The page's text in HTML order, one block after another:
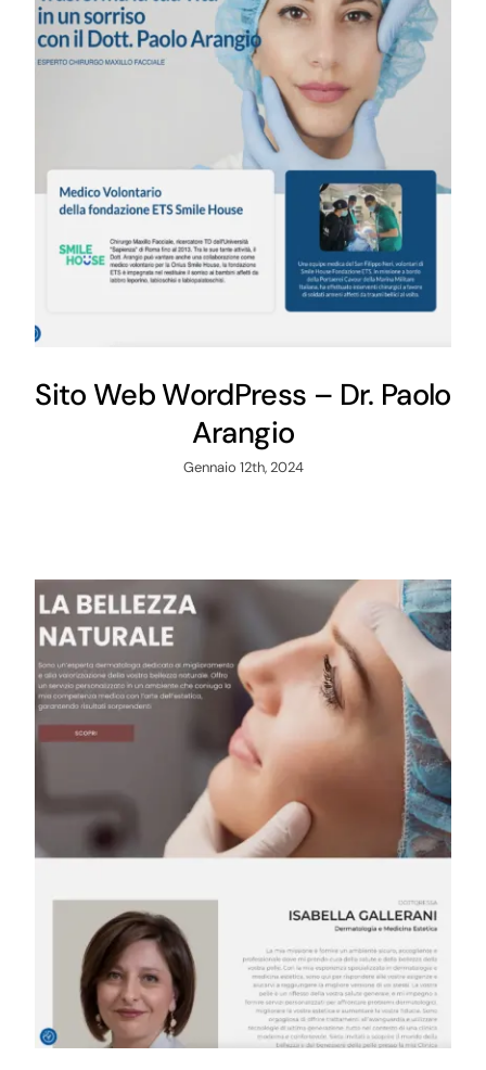
Sito Web WordPress – Dr. Paolo
Arangio
Gennaio 12th, 2024